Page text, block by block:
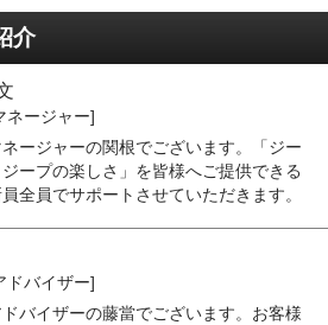
介
ネージャー]
ージャーの関根でございます。「ジー
ープの楽しさ」を皆様へご提供できる
全員でサポートさせていただきます。
ドバイザー]
バイザーの藤當でございます。お客様